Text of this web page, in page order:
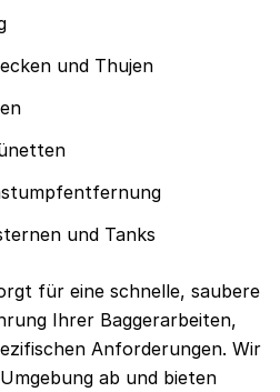
und Thujen
und Tanks
für eine schnelle, saubere
Ihrer Baggerarbeiten,
Anforderungen. Wir
ab und bieten